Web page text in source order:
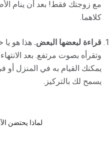
مع زوجتك فقط! بعد أن ينام
كلاهما.
قراءة لبعضها البعض. هذا هو يا
وتقرأه بصوت مرتفع. بعد
يمكنك القيام به في المنزل
يسمح لك بالتركيز.
لماذا يحتضن